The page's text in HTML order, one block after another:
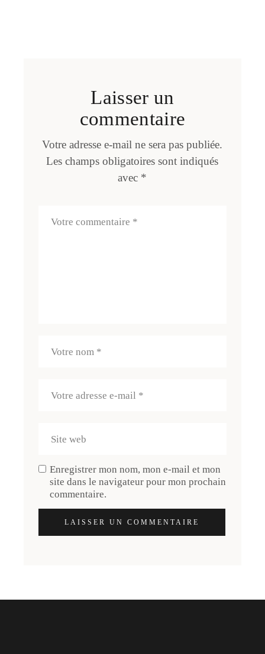
Laisser un
commentaire
Votre adresse e-mail ne sera pas publiée.
Les champs obligatoires sont indiqués
avec *
Enregistrer mon nom, mon e-mail et mon
site dans le navigateur pour mon prochain
commentaire.
LAISSER UN COMMENTAIRE